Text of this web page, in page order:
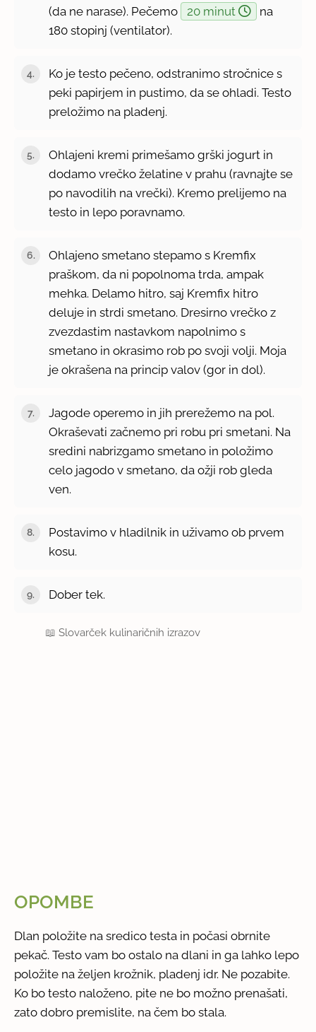
(da ne narase). Pečemo
20 minut
na
180 stopinj (ventilator).
Ko je testo pečeno, odstranimo stročnice s
peki papirjem in pustimo, da se ohladi. Testo
preložimo na pladenj.
Ohlajeni kremi primešamo grški jogurt in
dodamo vrečko želatine v prahu (ravnajte se
po navodilih na vrečki). Kremo prelijemo na
testo in lepo poravnamo.
Ohlajeno smetano stepamo s Kremfix
praškom, da ni popolnoma trda, ampak
mehka. Delamo hitro, saj Kremfix hitro
deluje in strdi smetano. Dresirno vrečko z
zvezdastim nastavkom napolnimo s
smetano in okrasimo rob po svoji volji. Moja
je okrašena na princip valov (gor in dol).
Jagode operemo in jih prerežemo na pol.
Okraševati začnemo pri robu pri smetani. Na
sredini nabrizgamo smetano in položimo
celo jagodo v smetano, da ožji rob gleda
ven.
Postavimo v hladilnik in uživamo ob prvem
kosu.
Dober tek.
📖Slovarček kulinaričnih izrazov
OPOMBE
Dlan položite na sredico testa in počasi obrnite
pekač. Testo vam bo ostalo na dlani in ga lahko lepo
položite na željen krožnik, pladenj idr. Ne pozabite.
Ko bo testo naloženo, pite ne bo možno prenašati,
zato dobro premislite, na čem bo stala.